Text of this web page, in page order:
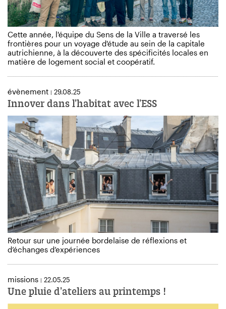
Cette année, l'équipe du Sens de la Ville a traversé les
frontières pour un voyage d'étude au sein de la capitale
autrichienne, à la découverte des spécificités locales en
matière de logement social et coopératif.
évènement 29.08.25
Innover dans l’habitat avec l’ESS
Retour sur une journée bordelaise de réflexions et
d’échanges d’expériences
missions 22.05.25
Une pluie d’ateliers au printemps !